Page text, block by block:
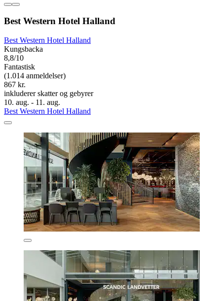
Best Western Hotel Halland
Best Western Hotel Halland
Kungsbacka
8,8/10
Fantastisk
(1.014 anmeldelser)
867 kr.
inkluderer skatter og gebyrer
10. aug. - 11. aug.
Best Western Hotel Halland